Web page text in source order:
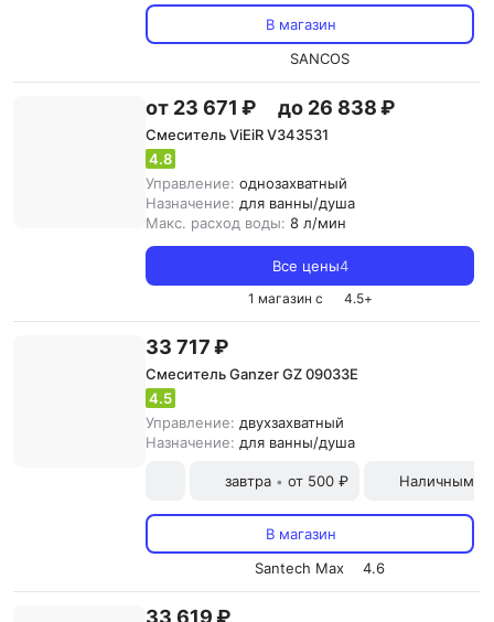
В магазин
SANCOS
от 23 671 ₽ до 26 838 ₽
Смеситель ViEiR V343531
4.8
Управление: однозахватный
Назначение: для ванны/душа
Макс. расход воды: 8 л/мин
Все цены4
1 магазин с 4.5+
33 717 ₽
Смеситель Ganzer GZ 09033E
4.5
Управление: двухзахватный
Назначение: для ванны/душа
завтра • от 500 ₽ Наличными
В магазин
Santech Max
4.6
33 619 ₽